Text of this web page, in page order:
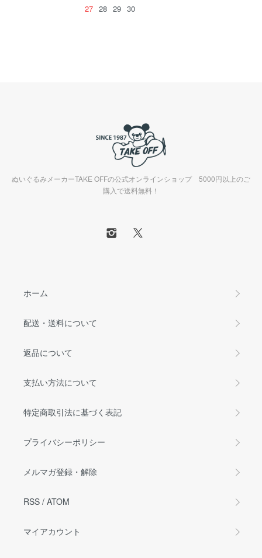
27 28 29 30
ぬいぐるみメーカーTAKE OFFの公式オンラインショップ 5000円以上のご
購入で送料無料！
ホーム
配送・送料について
返品について
支払い方法について
特定商取引法に基づく表記
プライバシーポリシー
メルマガ登録・解除
RSS / ATOM
マイアカウント